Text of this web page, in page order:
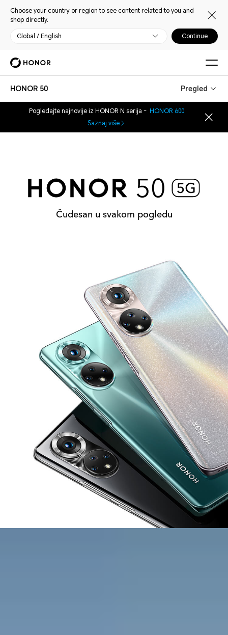
Choose your country or region to see content related to you and
shop directly.
Global / English Continue
HONOR 50 Pregled
Pogledajte najnovije iz HONOR N serija - HONOR 600
Saznaj više
Čudesan u svakom pogledu